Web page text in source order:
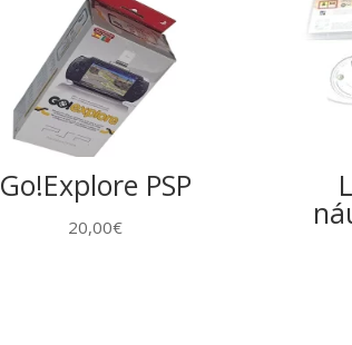
Go!Explore PSP
20,00€